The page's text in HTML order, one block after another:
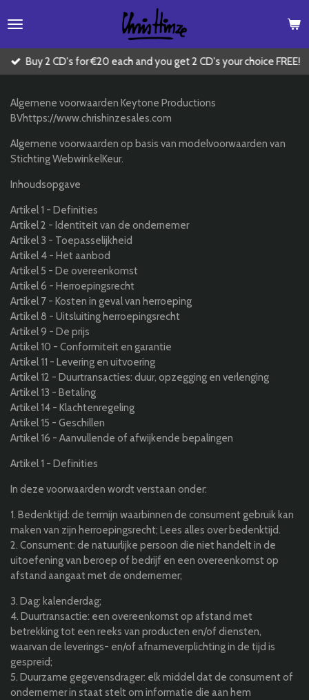
to
contentBuy 2 CD's for €20 each and you get 2 CD's your choice FREE!
Algemene voorwaarden Keytone Productions
BVhttps://www.chrishinzesales.com
Algemene voorwaarden op basis van modelvoorwaarden van
Stichting WebwinkelKeur.
Inhoudsopgave
Artikel 1 - Definities
Artikel 2 - Identiteit van de ondernemer
Artikel 3 - Toepasselijkheid
Artikel 4 - Het aanbod
Artikel 5 - De overeenkomst
Artikel 6 - Herroepingsrecht
Artikel 7 - Kosten in geval van herroeping
Artikel 8 - Uitsluiting herroepingsrecht
Artikel 9 - De prijs
Artikel 10 - Conformiteit en garantie
Artikel 11 - Levering en uitvoering
Artikel 12 - Duurtransacties: duur, opzegging en verlenging
Artikel 13 - Betaling
Artikel 14 - Klachtenregeling
Artikel 15 - Geschillen
Artikel 16 - Aanvullende of afwijkende bepalingen
Artikel 1 - Definities
In deze voorwaarden wordt verstaan onder:
1. Bedenktijd: de termijn waarbinnen de consument gebruik kan
maken van zijn herroepingsrecht; Lees alles over bedenktijd.
2. Consument: de natuurlijke persoon die niet handelt in de
uitoefening van beroep of bedrijf en een overeenkomst op
afstand aangaat met de ondernemer;
3. Dag: kalenderdag;
4. Duurtransactie: een overeenkomst op afstand met
betrekking tot een reeks van producten en/of diensten,
waarvan de leverings- en/of afnameverplichting in de tijd is
gespreid;
5. Duurzame gegevensdrager: elk middel dat de consument of
ondernemer in staat stelt om informatie die aan hem